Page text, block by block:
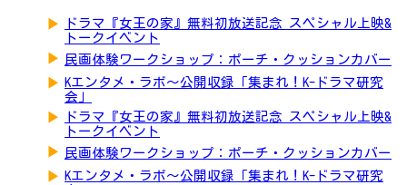
▶
ドラマ『女王の家』無料初放送記念 スペシャル上映&
トークイベント
▶ 民画体験ワークショップ：ポーチ・クッションカバー
▶ Kエンタメ・ラボ～公開収録「集まれ！K-ドラマ研究
会」
▶
ドラマ『女王の家』無料初放送記念 スペシャル上映&
トークイベント
▶ 民画体験ワークショップ：ポーチ・クッションカバー
▶ Kエンタメ・ラボ～公開収録「集まれ！K-ドラマ研究